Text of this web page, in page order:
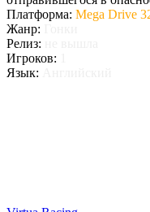
Платформа: Mega Drive
Жанр:
Релиз:
Игроков:
Язык: